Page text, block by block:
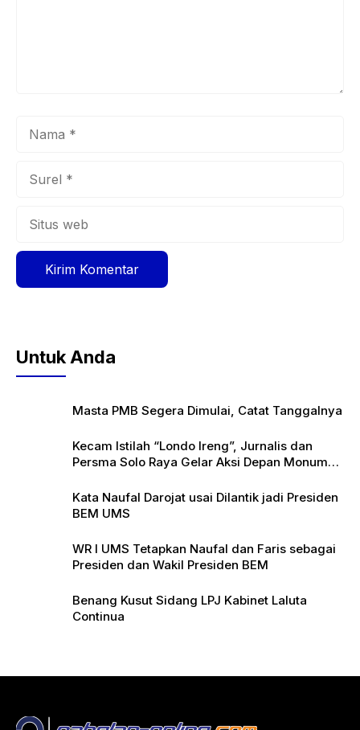
Untuk Anda
Masta PMB Segera Dimulai, Catat Tanggalnya
Kecam Istilah “Londo Ireng”, Jurnalis dan
Persma Solo Raya Gelar Aksi Depan Monumen
Kata Naufal Darojat usai Dilantik jadi Presiden
BEM UMS
WR I UMS Tetapkan Naufal dan Faris sebagai
Presiden dan Wakil Presiden BEM
Benang Kusut Sidang LPJ Kabinet Laluta
Continua